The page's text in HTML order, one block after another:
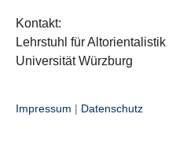
Kontakt:
Lehrstuhl für Altorientalistik
Universität Würzburg
Impressum | Datenschutz